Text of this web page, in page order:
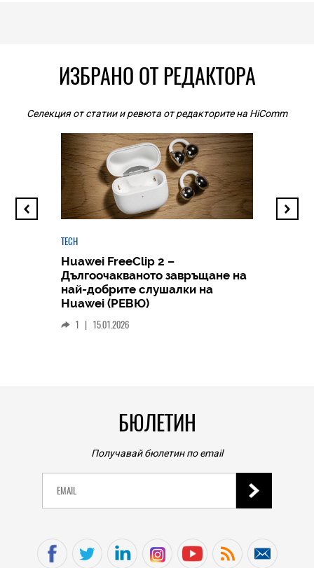
ИЗБРАНО ОТ РЕДАКТОРА
Селекция от статии и ревюта от редакторите на HiComm
TECH
Huawei FreeClip 2 –
Дългоочакваното завръщане на
най-добрите слушалки на
Huawei (РЕВЮ)
1 | 15.01.2026
БЮЛЕТИН
Получавай бюлетин по email